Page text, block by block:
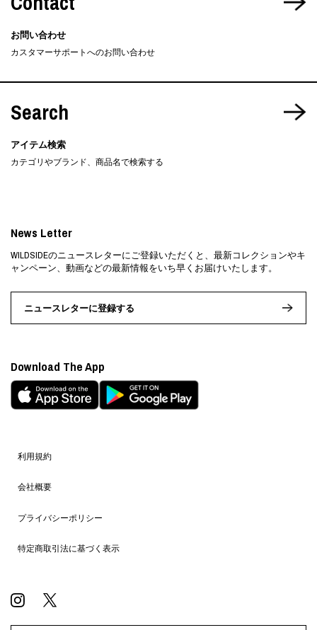
お問い合わせ
カスタマーサポートへのお問い合わせ
Search
アイテム検索
カテゴリやブランド、商品名で検索する
利用規約
会社概要
プライバシーポリシー
特定商取引法に基づく表示
News Letter
WILDSIDEのニュースレターにご登録いただくと、最新コレクションやキ
ャンペーン、動画などの最新情報をいち早くお届けいたします。
ニュースレターに登録する
Download The App